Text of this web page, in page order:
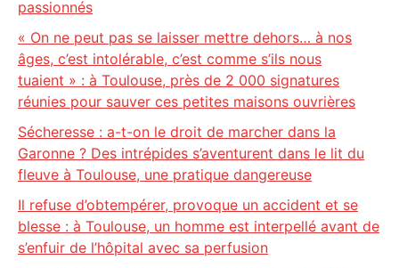
passionnés
« On ne peut pas se laisser mettre dehors… à nos
âges, c’est intolérable, c’est comme s’ils nous
tuaient » : à Toulouse, près de 2 000 signatures
réunies pour sauver ces petites maisons ouvrières
Sécheresse : a-t-on le droit de marcher dans la
Garonne ? Des intrépides s’aventurent dans le lit du
fleuve à Toulouse, une pratique dangereuse
Il refuse d’obtempérer, provoque un accident et se
blesse : à Toulouse, un homme est interpellé avant de
s’enfuir de l’hôpital avec sa perfusion